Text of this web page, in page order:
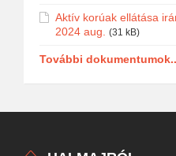
Aktív korúak ellátása
2024 aug. (31 kB)
További